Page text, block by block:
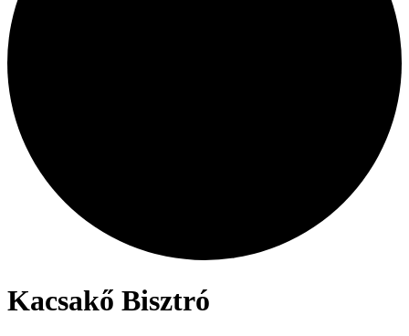
Kacsakő Bisztró